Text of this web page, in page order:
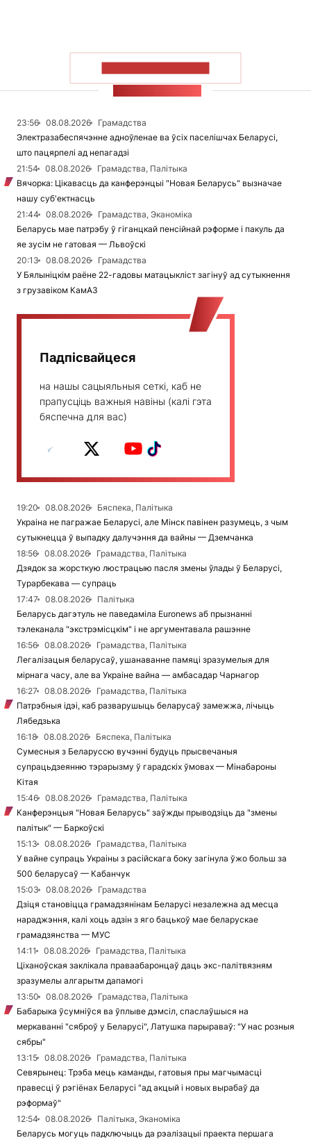
23:56 08.08.2026
Грамадства
Электразабеспячэнне адноўленае ва ўсіх паселішчах Беларусі,
што пацярпелі ад непагадзі
21:54
08.08.2026
Грамадства, Палітыка
Вячорка: Цікавасць да канферэнцыі "Новая Беларусь" вызначае
нашу суб'ектнасць
21:44
08.08.2026
Грамадства, Эканоміка
Беларусь мае патрэбу ў гіганцкай пенсійнай рэформе і пакуль да
яе зусім не гатовая — Львоўскі
20:13
08.08.2026
Грамадства
У Бялыніцкім раёне 22-гадовы матацыкліст загінуў ад сутыкнення
з грузавіком КамАЗ
Падпісвайцеся
на нашы сацыяльныя сеткі, каб не
прапусціць важныя навіны (калі гэта
бяспечна для вас)
19:20 08.08.2026
Бяспека, Палітыка
Украіна не пагражае Беларусі, але Мінск павінен разумець, з чым
сутыкнецца ў выпадку далучэння да вайны — Дземчанка
18:56
08.08.2026
Грамадства, Палітыка
Дзядок за жорсткую люстрацыю пасля змены ўлады ў Беларусі,
Турарбекава — супраць
17:47
08.08.2026
Палітыка
Беларусь дагэтуль не паведаміла Euronews аб прызнанні
тэлеканала "экстрэмісцкім" і не аргументавала рашэнне
16:56
08.08.2026
Грамадства, Палітыка
Легалізацыя беларусаў, ушанаванне памяці зразумелыя для
мірнага часу, але ва Украіне вайна — амбасадар Чарнагор
16:27
08.08.2026
Грамадства, Палітыка
Патрэбныя ідэі, каб разварушыць беларусаў замежжа, лічыць
Лябедзька
16:18
08.08.2026
Бяспека, Палітыка
Сумесныя з Беларуссю вучэнні будуць прысвечаныя
супрацьдзеянню тэрарызму ў гарадскіх ўмовах — Мінабароны
Кітая
15:46
08.08.2026
Грамадства, Палітыка
Канферэнцыя "Новая Беларусь" заўжды прыводзіць да "змены
палітык" — Баркоўскі
15:13
08.08.2026
Грамадства, Палітыка
У вайне супраць Украіны з расійскага боку загінула ўжо больш за
500 беларусаў — Кабанчук
15:03
08.08.2026
Грамадства
Дзіця становіцца грамадзянінам Беларусі незалежна ад месца
нараджэння, калі хоць адзін з яго бацькоў мае беларускае
грамадзянства — МУС
14:11
08.08.2026
Грамадства, Палітыка
Ціханоўская заклікала праваабаронцаў даць экс-палітвязням
зразумелы алгарытм дапамогі
13:50
08.08.2026
Грамадства, Палітыка
Бабарыка ўсумніўся ва ўплыве дэмсіл, спаслаўшыся на
меркаванні "сяброў у Беларусі", Латушка парыраваў: "У нас розныя
сябры"
13:15
08.08.2026
Грамадства, Палітыка
Севярынец: Трэба мець каманды, гатовыя пры магчымасці
правесці ў рэгіёнах Беларусі "ад акцый і новых вырабаў да
рэформаў"
12:54
08.08.2026
Палітыка, Эканоміка
Беларусь могуць падключыць да рэалізацыі праекта першага